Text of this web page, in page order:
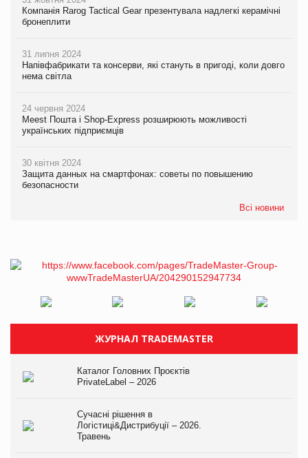
Компанія Rarog Tactical Gear презентувала надлегкі керамічні
бронеплити
31 липня 2024
Напівфабрикати та консерви, які стануть в пригоді, коли довго
нема світла
24 червня 2024
Meest Пошта і Shop-Express розширюють можливості
українських підприємців
30 квітня 2024
Защита данных на смартфонах: советы по повышению
безопасности
Всі новини
ЖУРНАЛ TRADEMASTER
Каталог Головних Проєктів
PrivateLabel – 2026
Сучасні рішення в
Логістиці&Дистрибуції – 2026.
Травень